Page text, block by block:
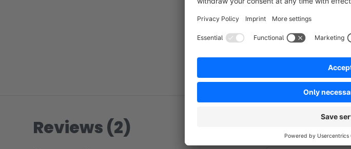
Tel.: 05544 9129590
E-Mail: info@reihe0.de
Reviews (2)